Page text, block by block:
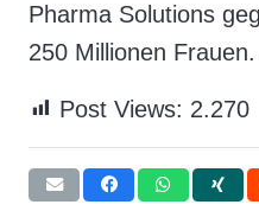
Pharma Solutions
250 Millionen
Post Views: 2.270